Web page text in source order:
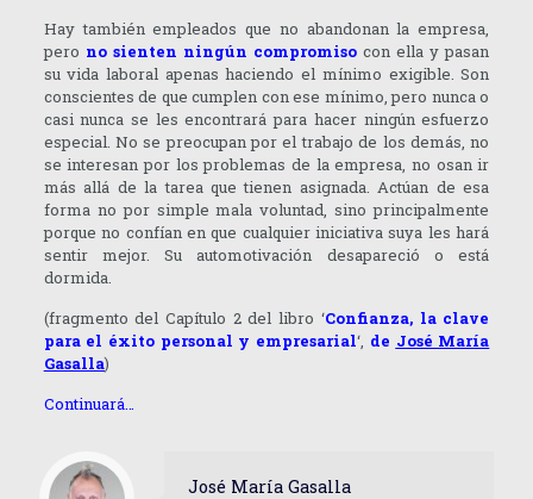
Hay también empleados que no abandonan la empresa,
pero no sienten ningún compromiso con ella y pasan
su vida laboral apenas haciendo el mínimo exigible. Son
conscientes de que cumplen con ese mínimo, pero nunca o
casi nunca se les encontrará para hacer ningún esfuerzo
especial. No se preocupan por el trabajo de los demás, no
se interesan por los problemas de la empresa, no osan ir
más allá de la tarea que tienen asignada. Actúan de esa
forma no por simple mala voluntad, sino principalmente
porque no confían en que cualquier iniciativa suya les hará
sentir mejor. Su automotivación desapareció o está
dormida.
(fragmento del Capítulo 2 del libro ‘Confianza, la clave
para el éxito personal y empresarial‘, de José María
Gasalla)
Continuará…
José María Gasalla